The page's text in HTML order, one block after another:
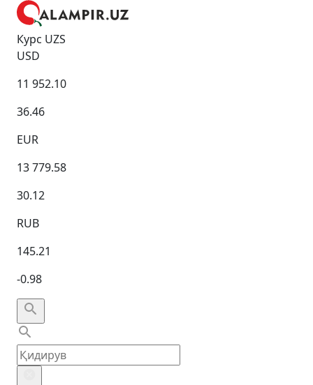
Курс UZS
USD
11 952.10
36.46
EUR
13 779.58
30.12
RUB
145.21
-0.98